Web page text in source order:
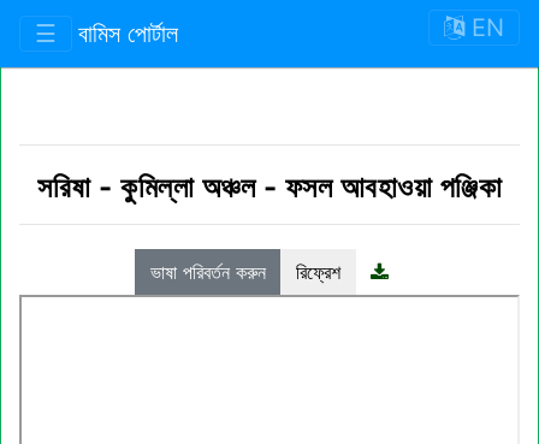
☰ বামিস পোর্টাল EN
সরিষা - কুমিল্লা অঞ্চল- ফসল আবহাওয়া পঞ্জিকা
ভাষা পরিবর্তন করুন রিফ্রেশ